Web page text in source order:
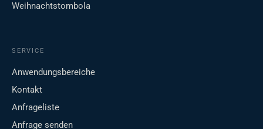
Weihnachtstombola
SERVICE
Anwendungsbereiche
Kontakt
Anfrageliste
Anfrage senden